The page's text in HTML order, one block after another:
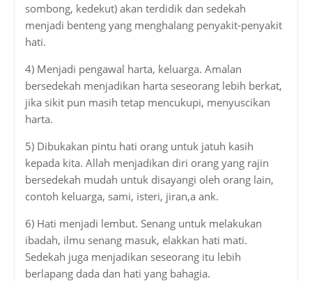
sombong, kedekut) akan terdidik dan sedekah
menjadi benteng yang menghalang penyakit-penyakit
hati.
4) Menjadi pengawal harta, keluarga. Amalan
bersedekah menjadikan harta seseorang lebih berkat,
jika sikit pun masih tetap mencukupi, menyuscikan
harta.
5) Dibukakan pintu hati orang untuk jatuh kasih
kepada kita. Allah menjadikan diri orang yang rajin
bersedekah mudah untuk disayangi oleh orang lain,
contoh keluarga, sami, isteri, jiran,a ank.
6) Hati menjadi lembut. Senang untuk melakukan
ibadah, ilmu senang masuk, elakkan hati mati.
Sedekah juga menjadikan seseorang itu lebih
berlapang dada dan hati yang bahagia.